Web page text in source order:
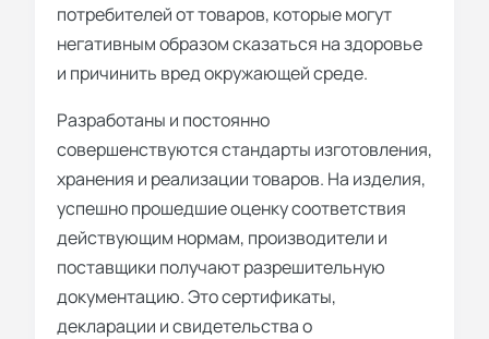
потребителей от товаров, которые могут
негативным образом сказаться на здоровье
и причинить вред окружающей среде.
Разработаны и постоянно
совершенствуются стандарты изготовления,
хранения и реализации товаров. На изделия,
успешно прошедшие оценку соответствия
действующим нормам, производители и
поставщики получают разрешительную
документацию. Это сертификаты,
декларации и свидетельства о